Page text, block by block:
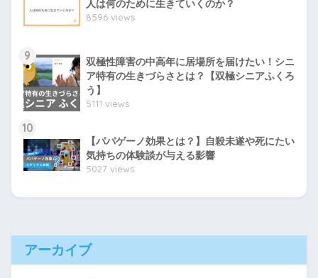
人は何のために生きていくのか？
8596 views
9
双極性障害の中高年に居場所を届けたい！シニ
ア特有の生きづらさとは？【双極シニアふくろ
う】
5111 views
10
【パパゲーノ効果とは？】自殺未遂や死にたい
気持ちの体験談が与える影響
5027 views
アーカイブ